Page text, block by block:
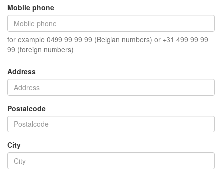
Mobile phone
for example 0499 99 99 99 (Belgian numbers) or +31 499 99 99
99 (foreign numbers)
Address
Postalcode
City